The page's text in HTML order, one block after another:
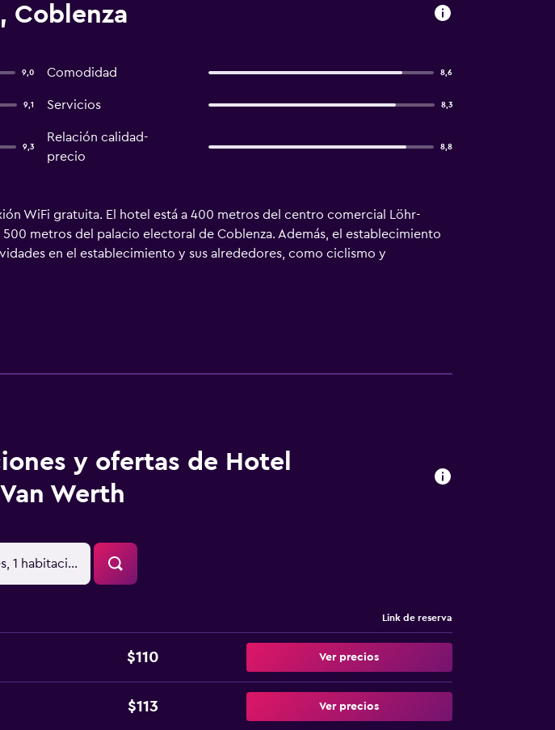
Coblenza
9,0 Comodidad 8,6
9,1 Servicios 8,3
9,3
Relación calidad-
precio
8,8
WiFi gratuita. El hotel está a 400 metros del centro comercial Löhr-
metros del palacio electoral de Coblenza. Además, el establecimiento
en el establecimiento y sus alrededores, como ciclismo y
y ofertas de Hotel
Werth
1 habitación
Link de reserva
$110 Ver precios
$113 Ver precios